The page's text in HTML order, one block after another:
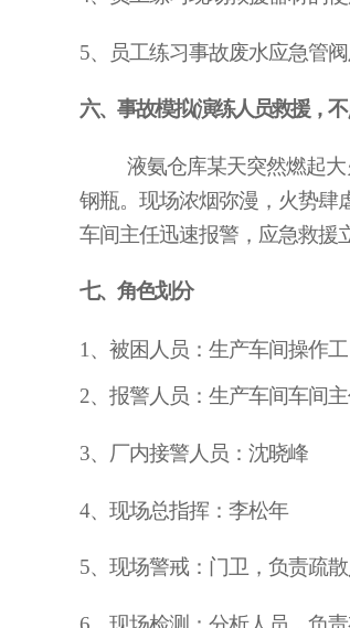
5、员工练习事故废水应急管
六、事故模拟(演练人员救援，
液氨仓库某天突然燃起
钢瓶。现场浓烟弥漫，火势肆
车间主任迅速报警，应急救援
七、角色划分
1、被困人员：生产车间操作工
2、报警人员：生产车间车间
3、厂内接警人员：沈晓峰
4、现场总指挥：李松年
5、现场警戒：门卫，负责疏